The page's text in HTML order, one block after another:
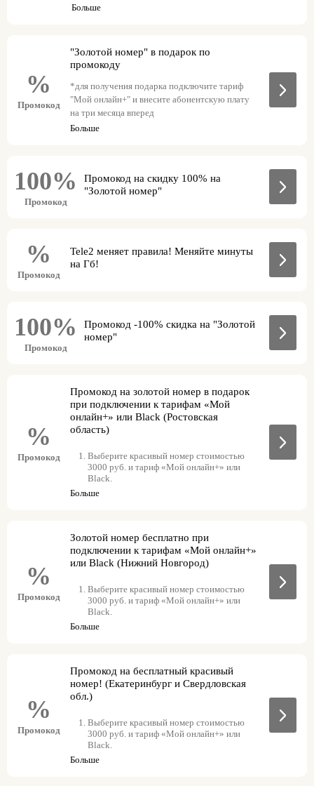
скидка 15% при оплате 3 месяцев
Больше
%
Промокод
"Золотой номер" в подарок по
промокоду
*для получения подарка подключите тариф
"Мой онлайн+" и внесите абонентскую плату
на три месяца вперед
Больше
100%
Промокод
Промокод на скидку 100% на
"Золотой номер"
%
Промокод
Tele2 меняет правила! Меняйте минуты
на Гб!
100%
Промокод
Промокод -100% скидка на "Золотой
номер"
%
Промокод
Промокод на золотой номер в подарок
при подключении к тарифам «Мой
онлайн+» или Black (Ростовская
область)
Выберите красивый номер стоимостью
3000 руб. и тариф «Мой онлайн+» или
Black.
Заполните личные данные и укажите
– красивый номер будет бесплатным
Стоимость подключения станет равной
абонентской плате за выбранный тариф на
Заберите заказ, оплатите его и пользуйтесь
красивым номером бесплатно.
Больше
%
Промокод
Золотой номер бесплатно при
подключении к тарифам «Мой онлайн+»
или Black (Нижний Новгород)
Выберите красивый номер стоимостью
3000 руб. и тариф «Мой онлайн+» или
Black.
Заполните личные данные и укажите
– красивый номер будет бесплатным
Стоимость подключения станет равной
абонентской плате за выбранный тариф на
Заберите заказ, оплатите его и пользуйтесь
красивым номером бесплатно.
Больше
%
Промокод
Промокод на бесплатный красивый
номер! (Екатеринбург и Свердловская
обл.)
Выберите красивый номер стоимостью
3000 руб. и тариф «Мой онлайн+» или
Black.
Заполните личные данные и укажите
Больше